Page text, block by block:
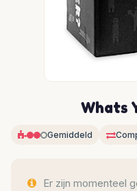
Whats
Gemiddeld
Er zijn momenteel